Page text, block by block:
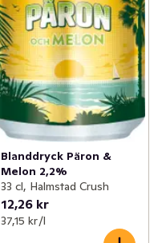
Blanddryck Päron &
Melon 2,2%
33 cl, Halmstad Crush
12,26 kr
37,15 kr /l